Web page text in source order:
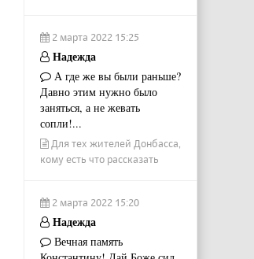
2 марта 2022 15:25
Надежда
А где же вы были раньше?
Давно этим нужно было
заняться, а не жевать
сопли!...
Для тех жителей Донбасса,
кому есть что рассказать
2 марта 2022 15:20
Надежда
Вечная память